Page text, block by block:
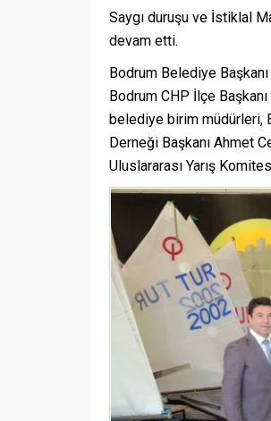
Saygı duruşu ve İstiklal
devam etti.
Bodrum Belediye
Bodrum CHP İlçe
belediye birim müdürleri,
Derneği Başkanı Ahmet
Uluslararası Yarış